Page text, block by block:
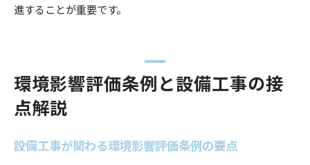
進することが重要です。
環境影響評価条例と設備工事の接
点解説
設備工事が関わる環境影響評価条例の要点